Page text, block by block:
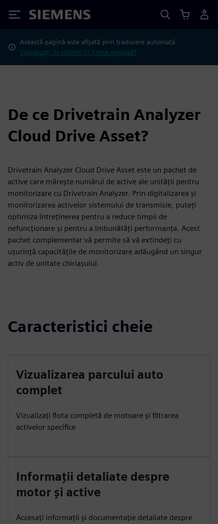
Siemens
Această pagină este afișată prin traducere automată.
Vizualizați în schimb în limba engleză?
De ce Drivetrain Analyzer
Cloud Drive Asset?
Drivetrain Analyzer Cloud Drive Asset este un pachet de
active care mărește numărul de active ale unității pentru
monitorizare cu Drivetrain Analyzer. Prin digitalizarea și
monitorizarea activelor sistemului de transmisie, puteți
optimiza întreținerea pentru a reduce timpii de
nefuncționare și pentru a îmbunătăți performanța. Acest
pachet complementar vă permite să vă extindeți cu
ușurință capacitățile de monitorizare adăugând un singur
activ de unitate chiriașului.
Caracteristici cheie
Vizualizarea parcului auto
complet
Vizualizați flota completă de motoare și filtrarea
activelor specifice
Informații detaliate despre
motor și active
Accesați informații și documentație detaliate despre